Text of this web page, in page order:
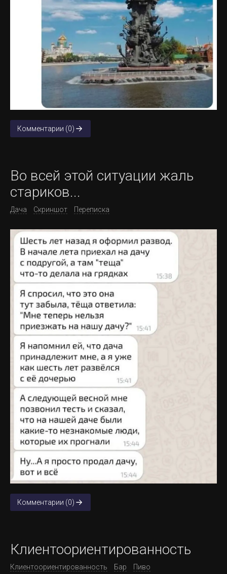
Комментарии (0)
Во всей этой ситуации жаль
стариков...
Дача Скриншот Переписка
Комментарии (0)
Клиентоориентированность
Клиентоориентированность Бар
Пиво